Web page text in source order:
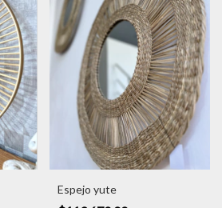
Espejo yute